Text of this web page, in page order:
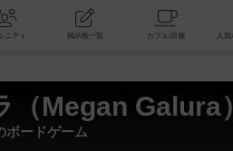
コミュニティ 掲示板一覧
（Megan Galura
ボードゲーム